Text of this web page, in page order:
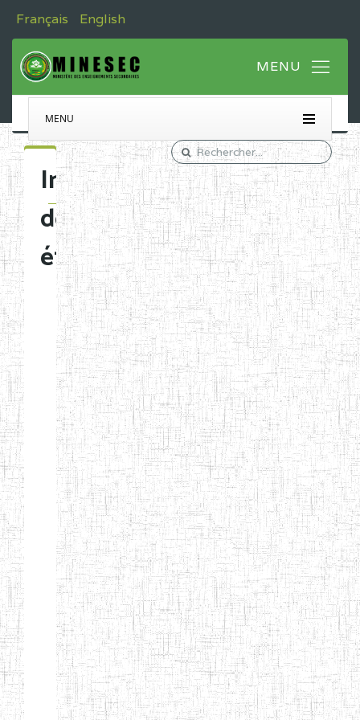
Français English
MENU
Immatriculation
des
établissements
Etablissements
d'enseignement
normal
ENI
Chercher:
Effacer les filtres
Denomination
Type